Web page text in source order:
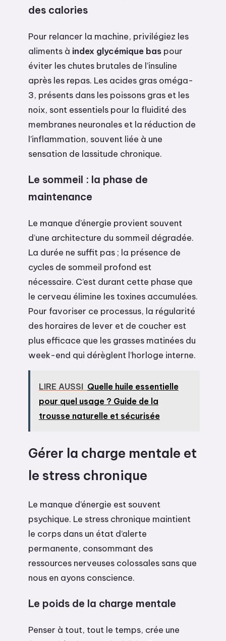
des calories
Pour relancer la machine, privilégiez les
aliments à index glycémique bas pour
éviter les chutes brutales de l’insuline
après les repas. Les acides gras oméga-
3, présents dans les poissons gras et les
noix, sont essentiels pour la fluidité des
membranes neuronales et la réduction de
l’inflammation, souvent liée à une
sensation de lassitude chronique.
Le sommeil : la phase de
maintenance
Le manque d’énergie provient souvent
d’une architecture du sommeil dégradée.
La durée ne suffit pas ; la présence de
cycles de sommeil profond est
nécessaire. C’est durant cette phase que
le cerveau élimine les toxines accumulées.
Pour favoriser ce processus, la régularité
des horaires de lever et de coucher est
plus efficace que les grasses matinées du
week-end qui dérèglent l’horloge interne.
LIRE AUSSI Quelle huile essentielle
pour quel usage ? Guide de la
trousse naturelle et sécurisée
Gérer la charge mentale et
le stress chronique
Le manque d’énergie est souvent
psychique. Le stress chronique maintient
le corps dans un état d’alerte
permanente, consommant des
ressources nerveuses colossales sans que
nous en ayons conscience.
Le poids de la charge mentale
Penser à tout, tout le temps, crée une